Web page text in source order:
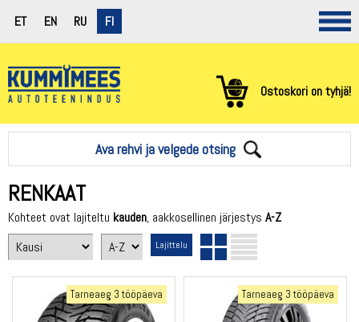
ET EN RU FI
Ostoskori on tyhjä!
Ava rehvi ja velgede otsing
RENKAAT
Kohteet ovat lajiteltu kauden, aakkosellinen järjestys A-Z
Tarneaeg 3 tööpäeva Tarneaeg 3 tööpäeva